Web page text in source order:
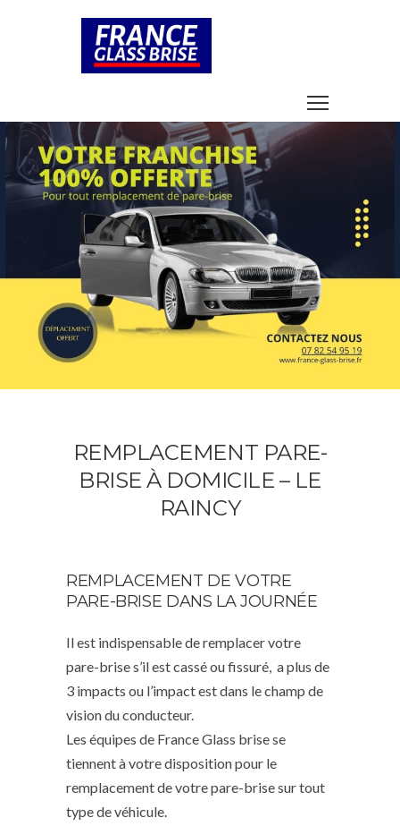
REMPLACEMENT PARE-
BRISE À DOMICILE – LE
RAINCY
REMPLACEMENT DE VOTRE
PARE-BRISE DANS LA JOURNÉE
Il est indispensable de remplacer votre
pare-brise s’il est cassé ou fissuré, a plus de
3 impacts ou l’impact est dans le champ de
vision du conducteur.
Les équipes de France Glass brise se
tiennent à votre disposition pour le
remplacement de votre pare-brise sur tout
type de véhicule.